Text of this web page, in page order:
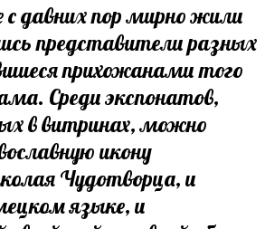
пор мирно жили
представители разных
прихожанами того
Среди экспонатов,
в витринах, можно
икону
Чудотворца, и
языке, и